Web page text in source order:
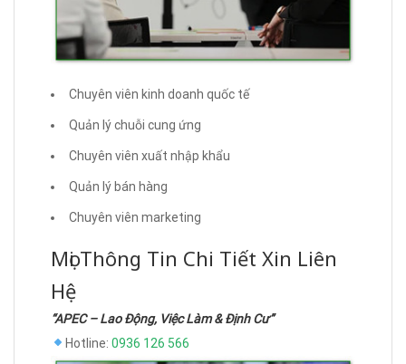
Chuyên viên kinh doanh quốc tế
Quản lý chuỗi cung ứng
Chuyên viên xuất nhập khẩu
Quản lý bán hàng
Chuyên viên marketing
Mọi Thông Tin Chi Tiết Xin Liên
Hệ
“APEC – Lao Động, Việc Làm & Định Cư”
Hotline: 0936 126 566